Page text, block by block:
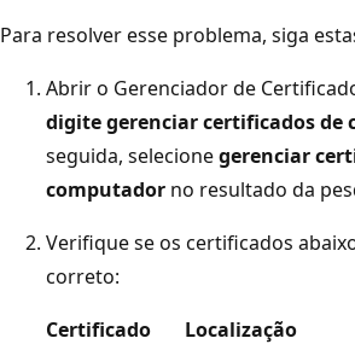
Para resolver esse problema, siga
Abrir o Gerenciador de
digite gerenciar certificados de
seguida, selecionegerenciar
computador no resultado da
Verifique se os certificados
correto:
Certificado
Localização